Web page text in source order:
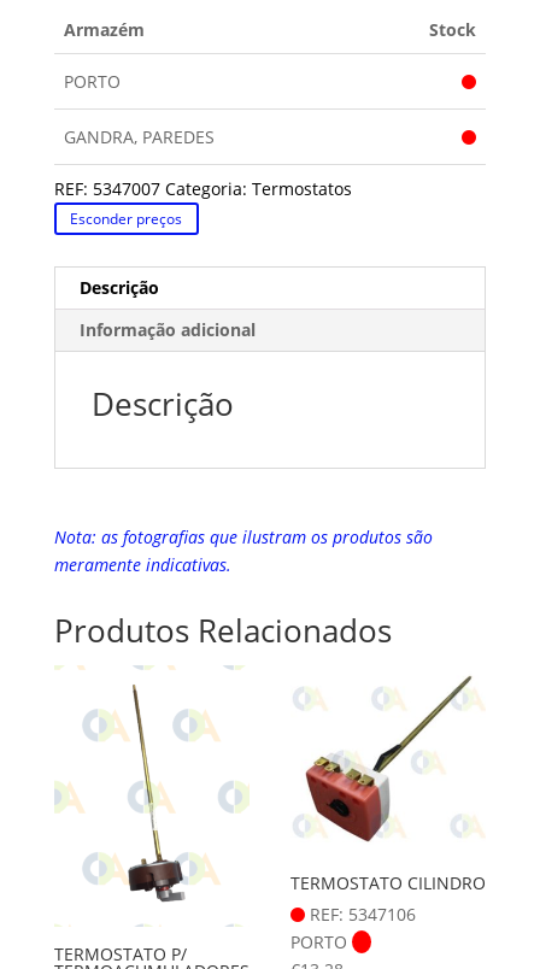
Armazém Stock
PORTO
GANDRA, PAREDES
REF: 5347007 Categoria: Termostatos
Esconder preços
Descrição
Informação adicional
Descrição
Nota: as fotografias que ilustram os produtos são
meramente indicativas.
Produtos Relacionados
TERMOSTATO P/
TERMOSTATO CILINDRO
REF: 5347106
PORTO